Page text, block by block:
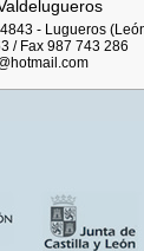
- Lugueros
/ Fax 987 743 286